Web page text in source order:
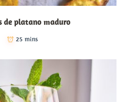
de platano maduro
25 mins